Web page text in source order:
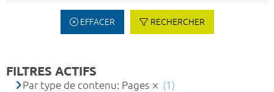
EFFACER RECHERCHER
FILTRES ACTIFS
Par type de contenu: Pages
(1)